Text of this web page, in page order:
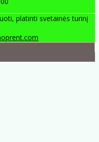
platinti svetainės turinį